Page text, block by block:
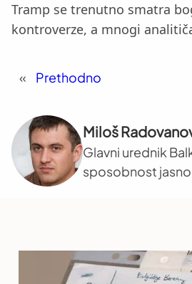
Tramp se trenutno smatra
kontroverze, a mnogi
« Prethodno
Miloš
Glavni urednik
sposobnost